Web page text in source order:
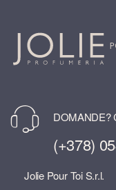
DOMANDE?
(+378)
Jolie Pour Toi S.r.l.